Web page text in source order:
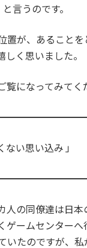
言うのです。
置が、あることを
く思いました。
覧になってみてく
い思い込み 」
の同僚達は日本
ームセンターへ
いたのですが、